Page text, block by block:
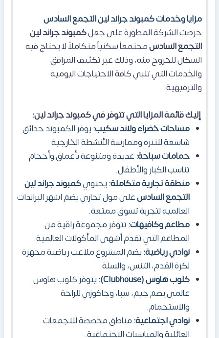
مزايا وخدمات كمبوند جراند لين التجمع السادس
حرصت الشركة المطورة على جعلكمبوند جراند لين
التجمع السادسمجتمعاً سكنياً متكاملاً لا يحتاج فيه
السكان للخروج منه، وذلك عبر تكثيف المرافق
والخدمات التي تلبي كافة الاحتياجات اليومية
والترفيهية.
إليك قائمة المزايا التي تتوفر في كمبوند جراند لين:
مساحات خضراء ولاند سكيب:يوفر الكمبوندحدائق
شاسعة للتنزه وممارسة الأنشطة الخارجية.
حمامات سباحة:عديدة ومتنوعة بأعماق وأحجام
تناسب الكبار والأطفال.
منطقة تجارية متكاملة:يحتويكمبوند جراند لين
التجمع السادسعلى مول تجاري يضم اشهر البراندات
العالمية لتجربة تسوق ممتعة.
مطاعم وكافيهات:تتوفر مجموعة راقية من
المطاعم التي تقدم أشهى المأكولات العالمية.
نوادي رياضية:يضم المشروعملاعب رياضية مجهزة
لكرة القدم، التنس، والسلة.
كلوب هاوس (Clubhouse):
يتوفر كلوب هاوس
عالمي يضم جيم، سبا، وجاكوزي للراحة
والاستجمام.
نوادي اجتماعية:مناطق مخصصة للتجمعات
العائلية والمناسبات الاجتماعية.